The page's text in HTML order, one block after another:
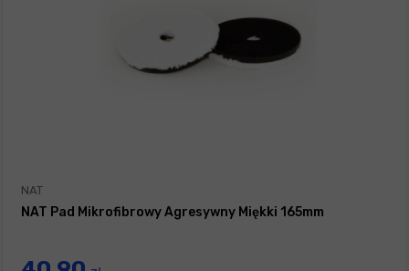
NAT
NAT Pad Mikrofibrowy Agresywny Miękki 165mm